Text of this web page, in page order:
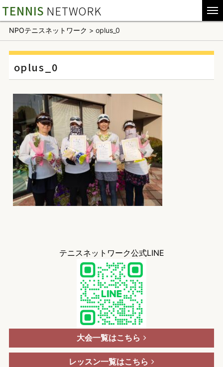
TENNIS NETWORK
NPOテニスネットワーク > oplus_0
oplus_0
テニスネットワーク公式LINE
大会一覧はこちら
レッスン一覧はこちら